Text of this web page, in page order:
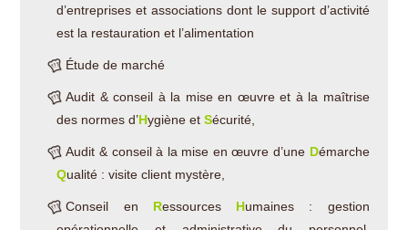
d’entreprises et associations dont le support d’activité
est la restauration et l’alimentation
Étude de marché
Audit & conseil à la mise en œuvre et à la maîtrise
des normes d’Hygiène etSécurité,
Audit & conseil à la mise en œuvre d’une Démarche
Qualité : visite client mystère,
Conseil en Ressources Humaines : gestion